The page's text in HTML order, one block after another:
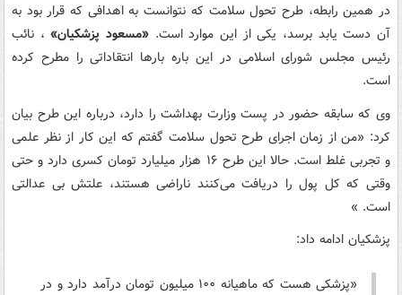
در همین رابطه، طرح تحول سلامت که نتوانست به اهدافی که قرار بود به
آن دست یابد برسد، یکی از این موارد است. «مسعود پزشکیان» ، نائب
رئیس مجلس شورای اسلامی در این باره بارها انتقاداتی را مطرح کرده
است.
وی که سابقه حضور در پست وزارت بهداشت را دارد، درباره این طرح بیان
کرد: «من از زمان اجرای طرح تحول سلامت گفتم که این کار از نظر علمی
و تجربی غلط است. حالا این طرح ۱۶ هزار میلیارد تومان کسری دارد و حتی
وقتی که کل پول را دریافت می‌کنند ناراضی هستند، علتش بی عدالتی
است. »
پزشکیان ادامه‌ داد:
«پزشکی هست که ماهیانه ۱۰۰ میلیون تومان درآمد دارد و در